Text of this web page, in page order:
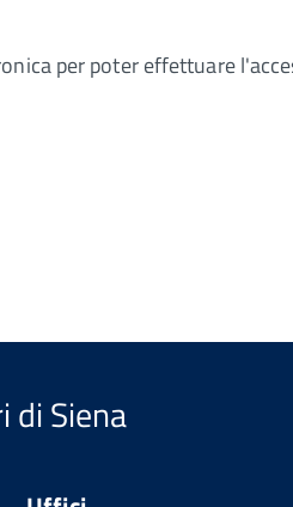
per poter effettuare
di Siena